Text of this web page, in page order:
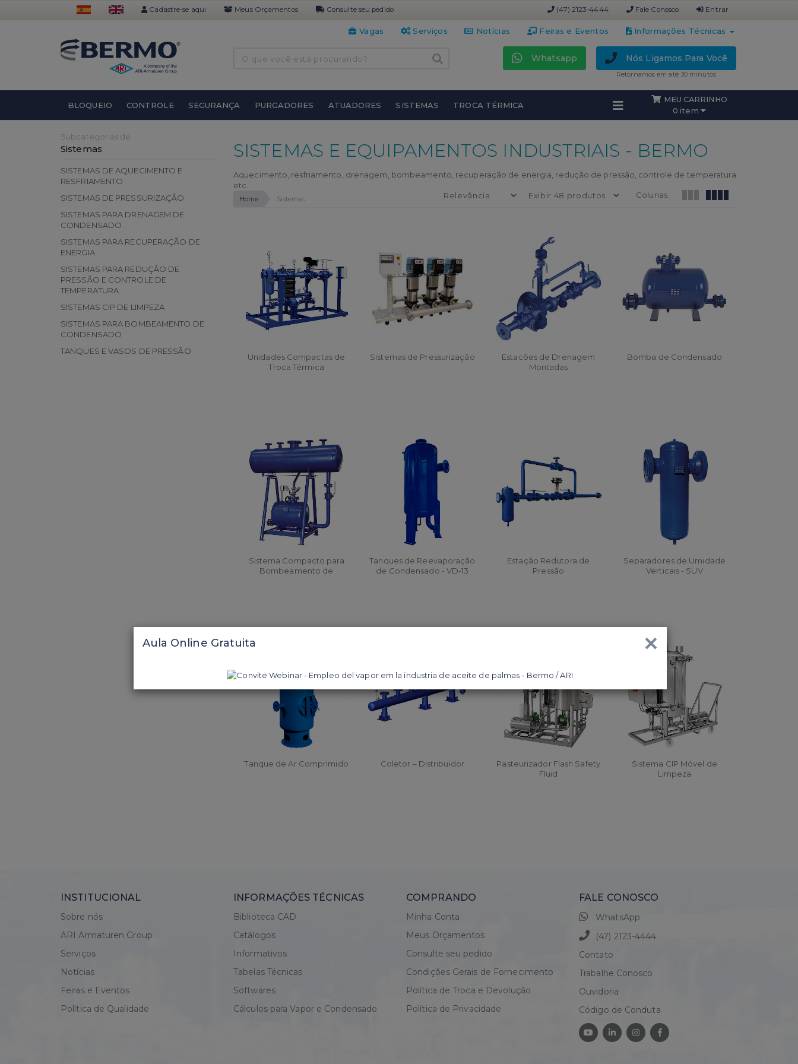
Cadastre-se aqui Meus Orçamentos Consulte seu pedido (47) 2123-4444 Fale Conosco Entrar
Vagas Serviços Notícias Feiras e Eventos Informações Técnicas
Nós Ligamos Para Você
Retornamos em até 30 minutos
Whatsapp
BLOQUEIO CONTROLE SEGURANÇA PURGADORES ATUADORES SISTEMAS TROCA TÉRMICA
MEU CARRINHO
0 item
Subcategorias de
Sistemas
SISTEMAS DE AQUECIMENTO E
RESFRIAMENTO
SISTEMAS DE PRESSURIZAÇÃO
SISTEMAS PARA DRENAGEM DE
CONDENSADO
SISTEMAS PARA RECUPERAÇÃO DE
ENERGIA
SISTEMAS PARA REDUÇÃO DE
PRESSÃO E CONTROLE DE
TEMPERATURA
SISTEMAS CIP DE LIMPEZA
SISTEMAS PARA BOMBEAMENTO DE
CONDENSADO
TANQUES E VASOS DE PRESSÃO
SISTEMAS E EQUIPAMENTOS INDUSTRIAIS - BERMO
Aquecimento, resfriamento, drenagem, bombeamento, recuperação de energia, redução de pressão, controle de temperatura
etc.
Home Sistemas Colunas:
Unidades Compactas de
Troca Térmica
Sistemas de Pressurização
Estacões de Drenagem
Montadas
Bomba de Condensado
Sistema Compacto para
Bombeamento de
Tanques de Reevaporação
de Condensado - VD-13
Estação Redutora de
Pressão
Separadores de Umidade
Verticais - SUV
Tanque de Ar Comprimido Coletor – Distribuidor
Pasteurizador Flash Safety
Fluid
Sistema CIP Móvel de
Limpeza
INSTITUCIONAL
Sobre nós
ARI Armaturen Group
Serviços
Notícias
Feiras e Eventos
Política de Qualidade
INFORMAÇÕES TÉCNICAS
Biblioteca CAD
Catálogos
Informativos
Tabelas Técnicas
Softwares
Cálculos para Vapor e Condensado
COMPRANDO
Minha Conta
Meus Orçamentos
Consulte seu pedido
Condições Gerais de Fornecimento
Política de Troca e Devolução
Política de Privacidade
FALE CONOSCO
WhatsApp
(47) 2123-4444
Contato
Trabalhe Conosco
Ouvidoria
Código de Conduta
×
Aula Online Gratuita